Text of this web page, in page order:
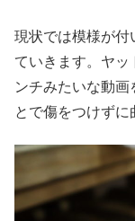
現状では模様が付
ていきます。ヤ
ンチみたいな動画
とで傷をつけずに